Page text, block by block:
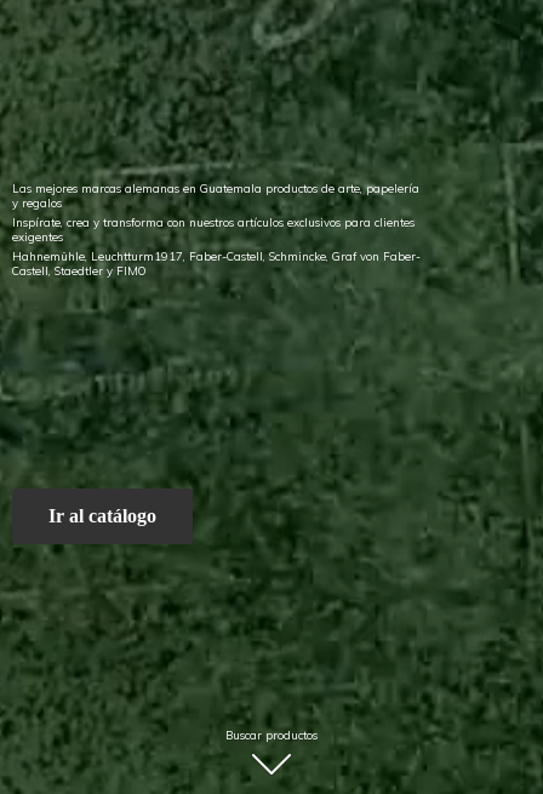
Las mejores marcas alemanas en Guatemala productos de arte, papelería
y regalos
Inspírate, crea y transforma con nuestros artículos exclusivos para clientes
exigentes
Hahnemühle, Leuchtturm1917, Faber-Castell, Schmincke, Graf von Faber-
Castell, Staedtler y FIMO
Ir al catálogo
Buscar productos